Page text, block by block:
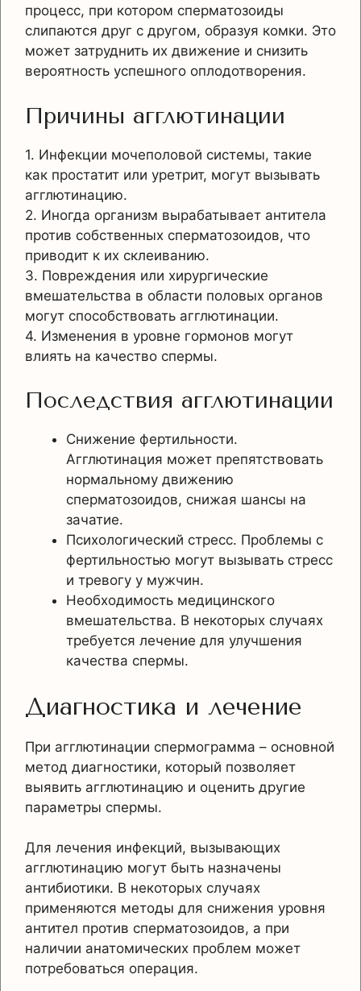
процесс, при котором сперматозоиды
слипаются друг с другом, образуя комки. Это
может затруднить их движение и снизить
вероятность успешного оплодотворения.
Причины агглютинации
1. Инфекции мочеполовой системы, такие
как простатит или уретрит, могут вызывать
агглютинацию.
2. Иногда организм вырабатывает антитела
против собственных сперматозоидов, что
приводит к их склеиванию.
3. Повреждения или хирургические
вмешательства в области половых органов
могут способствовать агглютинации.
4. Изменения в уровне гормонов могут
влиять на качество спермы.
Последствия агглютинации
Снижение фертильности.
Агглютинация может препятствовать
нормальному движению
сперматозоидов, снижая шансы на
зачатие.
Психологический стресс. Проблемы с
фертильностью могут вызывать стресс
и тревогу у мужчин.
Необходимость медицинского
вмешательства. В некоторых случаях
требуется лечение для улучшения
качества спермы.
Диагностика и лечение
При агглютинации спермограмма – основной
метод диагностики, который позволяет
выявить агглютинацию и оценить другие
параметры спермы.
Для лечения инфекций, вызывающих
агглютинацию могут быть назначены
антибиотики. В некоторых случаях
применяются методы для снижения уровня
антител против сперматозоидов, а при
наличии анатомических проблем может
потребоваться операция.